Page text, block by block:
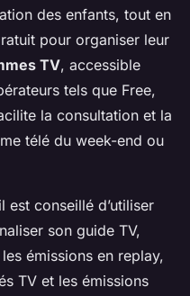
des enfants, tout en
pour organiser leur
TV, accessible
tels que Free,
la consultation et la
télé du week-end ou
est conseillé d’utiliser
son guide TV,
émissions en replay,
TV et les émissions